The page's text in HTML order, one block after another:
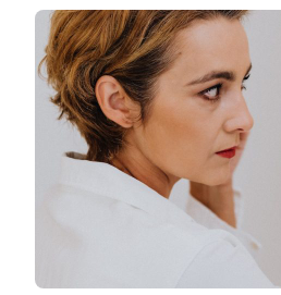
PRZYNOSI
SPRAY
WYGŁADZAJĄCY
WŁOSY?